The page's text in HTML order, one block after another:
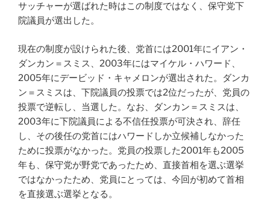
サッチャーが選ばれた時はこの制度ではなく、保守党下
院議員が選出した。
現在の制度が設けられた後、党首には2001年にイアン・
ダンカン＝スミス、2003年にはマイケル・ハワード、
2005年にデービッド・キャメロンが選出された。ダンカ
ン＝スミスは、下院議員の投票では2位だったが、党員の
投票で逆転し、当選した。なお、ダンカン＝スミスは、
2003年に下院議員による不信任投票が可決され、辞任
し、その後任の党首にはハワードしか立候補しなかった
ために投票がなかった。党員の投票した2001年も2005
年も、保守党が野党であったため、直接首相を選ぶ選挙
ではなかったため、党員にとっては、今回が初めて首相
を直接選ぶ選挙となる。